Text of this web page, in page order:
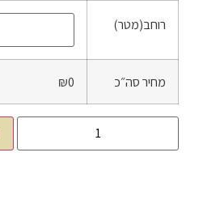
רוחב(מטר)
מחיר סה״כ ₪0